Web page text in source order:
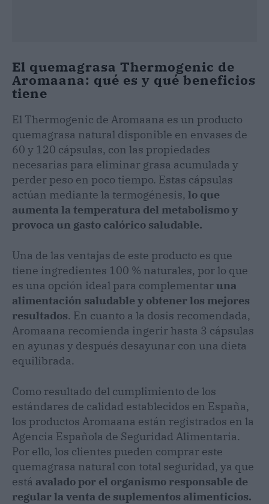
El quemagrasa Thermogenic de
Aromaana: qué es y qué beneficios
tiene
El Thermogenic de Aromaana es un producto
quemagrasa natural disponible en envases de
60 y 120 cápsulas, con las propiedades
necesarias para eliminar grasa acumulada y
perder peso en poco tiempo. Estas cápsulas
actúan mediante la termogénesis, lo que
aumenta la temperatura del metabolismo y
provoca un gasto calórico saludable.
Una de las ventajas de este producto es que
tiene ingredientes 100 % naturales, por lo que
es una opción ideal para complementaruna
alimentación saludable y obtener los mejores
resultados. En cuanto a la dosis recomendada,
Aromaana recomienda ingerir hasta 3 cápsulas
en ayunas y después desayunar con una dieta
equilibrada.
Como resultado del cumplimiento de los
estándares de calidad establecidos en España,
los productos Aromaana están registrados en la
Agencia Española de Seguridad Alimentaria.
Por ello, los clientes pueden comprar este
quemagrasa natural con total seguridad, ya que
está avalado por el organismo responsable de
regular la venta de suplementos alimenticios.